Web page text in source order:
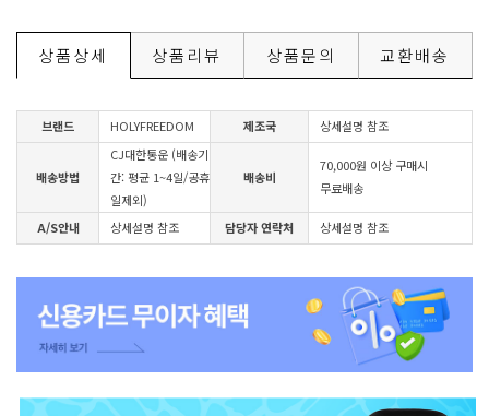
상품상세 상품리뷰 상품문의 교환배송
브랜드 HOLYFREEDOM 제조국 상세설명 참조
배송방법
CJ대한통운 (배송기
간: 평균 1~4일/공휴
일제외)
배송비
70,000원 이상 구매시
무료배송
A/S안내 상세설명 참조 담당자 연락처 상세설명 참조